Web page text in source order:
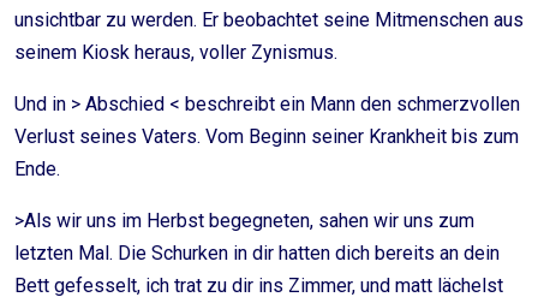
unsichtbar zu werden. Er beobachtet seine Mitmenschen aus
seinem Kiosk heraus, voller Zynismus.
Und in > Abschied < beschreibt ein Mann den schmerzvollen
Verlust seines Vaters. Vom Beginn seiner Krankheit bis zum
Ende.
>Als wir uns im Herbst begegneten, sahen wir uns zum
letzten Mal. Die Schurken in dir hatten dich bereits an dein
Bett gefesselt, ich trat zu dir ins Zimmer, und matt lächelst